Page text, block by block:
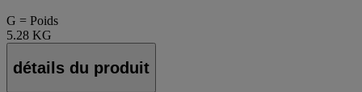
G = Poids
5.28 KG
détails du produit